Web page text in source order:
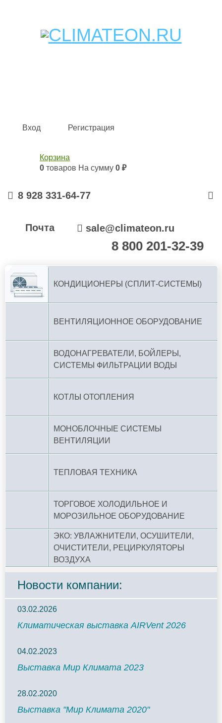
Кондиционеры и сплит-системы, газовые котлы,
Вход Регистрация
Корзина
0 товаров На сумму 0 ₽
8 928 331-64-77
Почта sale@climateon.ru
8 800 201-32-39
КОНДИЦИОНЕРЫ (СПЛИТ-СИСТЕМЫ)
ВЕНТИЛЯЦИОННОЕ ОБОРУДОВАНИЕ
ВОДОНАГРЕВАТЕЛИ, БОЙЛЕРЫ,
СИСТЕМЫ ФИЛЬТРАЦИИ ВОДЫ
КОТЛЫ ОТОПЛЕНИЯ
МОНОБЛОЧНЫЕ СИСТЕМЫ
ВЕНТИЛЯЦИИ
ТЕПЛОВАЯ ТЕХНИКА
ТОРГОВОЕ ХОЛОДИЛЬНОЕ И
МОРОЗИЛЬНОЕ ОБОРУДОВАНИЕ
ЭКО: УВЛАЖНИТЕЛИ, ОСУШИТЕЛИ,
ОЧИСТИТЕЛИ, РЕЦИРКУЛЯТОРЫ
ВОЗДУХА
Новости компании:
03.02.2026
Климатическая выставка AIRVent 2026
04.02.2023
Выставка Мир Климата 2023
28.02.2020
Выставка "Мир Климата 2020"